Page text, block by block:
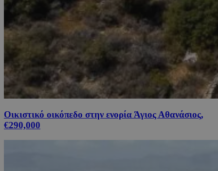
Οικιστικό οικόπεδο στην ενορία Άγιος Αθανάσιος,
€290,000